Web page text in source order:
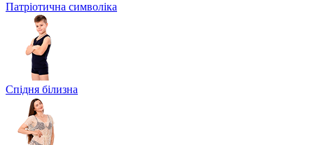
Патріотична символіка
Спідня білизна